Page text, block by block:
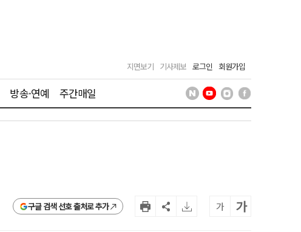
지면보기 기사제보 로그인 회원가입
방송·연예 주간매일
구글 검색 선호 출처로 추가 가 가